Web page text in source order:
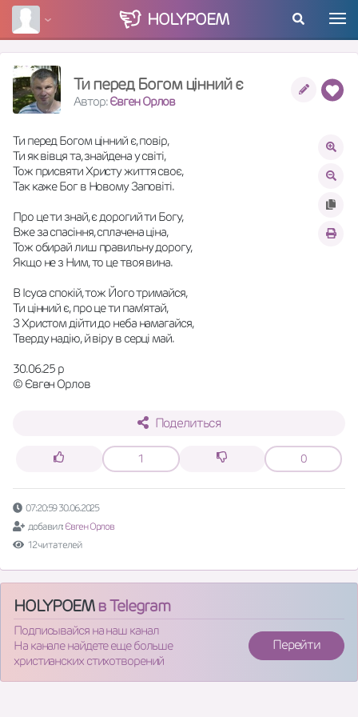
HOLYPOEM
Ти перед Богом цінний є
Автор:Євген Орлов
Ти перед Богом цінний є, повір,
Ти як вівця та, знайдена у світі,
Тож присвяти Христу життя своє,
Так каже Бог в Новому Заповіті.
Про це ти знай, є дорогий ти Богу,
Вже за спасіння, сплачена ціна,
Тож обирай лиш правильну дорогу,
Якщо не з Ним, то це твоя вина.
В Ісуса спокій, тож Його тримайся,
Ти цінний є, про це ти пам'ятай,
З Христом дійти до неба намагайся,
Тверду надію, й віру в серці май.
30.06.25 р
© Євген Орлов
Поделиться
1 0
07:20:59 30.06.2025
добавил: Євген Орлов
12 читателей
HOLYPOEMв Telegram
Подписывайся на наш канал
На канале найдете еще больше
христианских стихотворений
Перейти